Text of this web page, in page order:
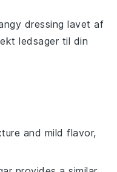
dressing lavet af
ledsager til din
and mild flavor,